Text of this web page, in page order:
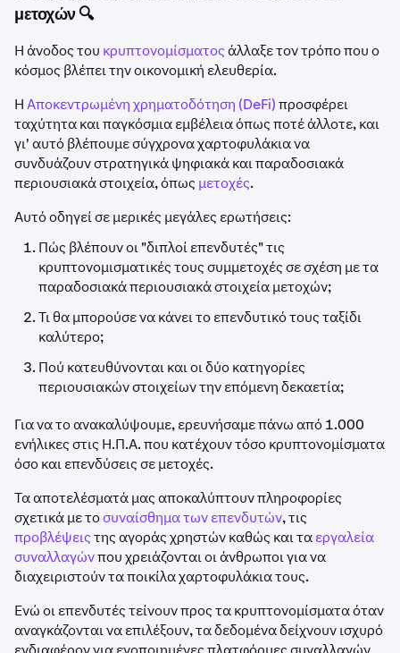
μετοχών 🔍
Η άνοδος του κρυπτονομίσματοςάλλαξε τον τρόπο που ο
κόσμος βλέπει την οικονομική ελευθερία.
ΗΑποκεντρωμένη χρηματοδότηση (DeFi)προσφέρει
ταχύτητα και παγκόσμια εμβέλεια όπως ποτέ άλλοτε, και
γι' αυτό βλέπουμε σύγχρονα χαρτοφυλάκια να
συνδυάζουν στρατηγικά ψηφιακά και παραδοσιακά
περιουσιακά στοιχεία, όπως μετοχές.
Αυτό οδηγεί σε μερικές μεγάλες ερωτήσεις:
Πώς βλέπουν οι "διπλοί επενδυτές" τις
κρυπτονομισματικές τους συμμετοχές σε σχέση με τα
παραδοσιακά περιουσιακά στοιχεία μετοχών;
Τι θα μπορούσε να κάνει το επενδυτικό τους ταξίδι
καλύτερο;
Πού κατευθύνονται και οι δύο κατηγορίες
περιουσιακών στοιχείων την επόμενη δεκαετία;
Για να το ανακαλύψουμε, ερευνήσαμε πάνω από 1.000
ενήλικες στις Η.Π.Α. που κατέχουν τόσο κρυπτονομίσματα
όσο και επενδύσεις σε μετοχές.
Τα αποτελέσματά μας αποκαλύπτουν πληροφορίες
σχετικά με τοσυναίσθημα των επενδυτών, τις
προβλέψειςτης αγοράς χρηστών καθώς και ταεργαλεία
συναλλαγώνπου χρειάζονται οι άνθρωποι για να
διαχειριστούν τα ποικίλα χαρτοφυλάκια τους.
Ενώ οι επενδυτές τείνουν προς τα κρυπτονομίσματα όταν
αναγκάζονται να επιλέξουν, τα δεδομένα δείχνουν ισχυρό